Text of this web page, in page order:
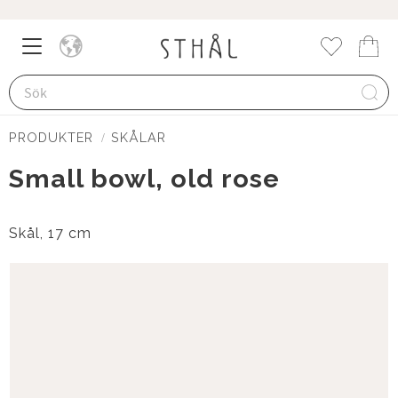
Meny
PRODUKTER SKÅLAR
Small bowl, old rose
Skål, 17 cm